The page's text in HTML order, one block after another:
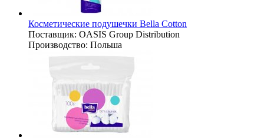
Косметические подушечки Bella Cotton
Поставщик: OASIS Group Distribution
Производство: Польша